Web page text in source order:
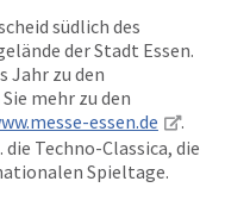
südlich des
der Stadt Essen.
Jahr zu den
mehr zu den
essen.de
.
die Techno-Classica, die
Spieltage.